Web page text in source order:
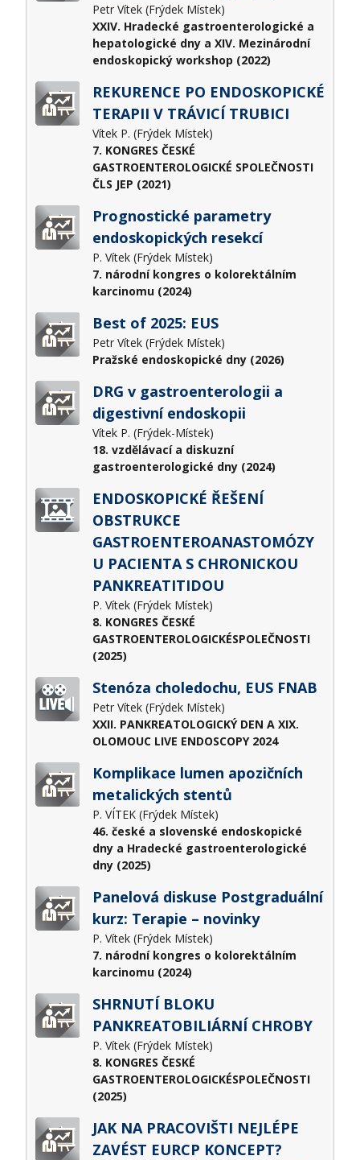
Petr Vítek (Frýdek Místek)
XXIV. Hradecké gastroenterologické a
hepatologické dny a XIV. Mezinárodní
endoskopický workshop (2022)
REKURENCE PO ENDOSKOPICKÉ
TERAPII V TRÁVICÍ TRUBICI
Vítek P. (Frýdek Místek)
7. KONGRES ČESKÉ
GASTROENTEROLOGICKÉ SPOLEČNOSTI
ČLS JEP (2021)
Prognostické parametry
endoskopických resekcí
P. Vítek (Frýdek Místek)
7. národní kongres o kolorektálním
karcinomu (2024)
Best of 2025: EUS
Petr Vítek (Frýdek Místek)
Pražské endoskopické dny (2026)
DRG v gastroenterologii a
digestivní endoskopii
Vítek P. (Frýdek-Místek)
18. vzdělávací a diskuzní
gastroenterologické dny (2024)
ENDOSKOPICKÉ ŘEŠENÍ
OBSTRUKCE
GASTROENTEROANASTOMÓZY
U PACIENTA S CHRONICKOU
PANKREATITIDOU
P. Vítek (Frýdek Místek)
8. KONGRES ČESKÉ
GASTROENTEROLOGICKÉSPOLEČNOSTI
(2025)
Stenóza choledochu, EUS FNAB
Petr Vítek (Frýdek Místek)
XXII. PANKREATOLOGICKÝ DEN A XIX.
OLOMOUC LIVE ENDOSCOPY 2024
Komplikace lumen apozičních
metalických stentů
P. VÍTEK (Frýdek Místek)
46. české a slovenské endoskopické
dny a Hradecké gastroenterologické
dny (2025)
Panelová diskuse Postgraduální
kurz: Terapie – novinky
P. Vítek (Frýdek Místek)
7. národní kongres o kolorektálním
karcinomu (2024)
SHRNUTÍ BLOKU
PANKREATOBILIÁRNÍ CHROBY
P. Vítek (Frýdek Místek)
8. KONGRES ČESKÉ
GASTROENTEROLOGICKÉSPOLEČNOSTI
(2025)
JAK NA PRACOVIŠTI NEJLÉPE
ZAVÉST EURCP KONCEPT?